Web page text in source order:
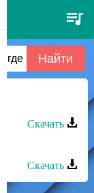
Скачать
Скачать